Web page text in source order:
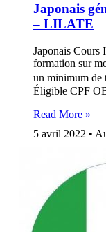
Japonais
– LILATE
Japonais
formation sur
un minimum
Éligible CPF
Read More »
5 avril 2022